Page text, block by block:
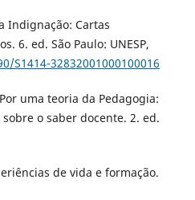
Indignação: Cartas
6. ed. São Paulo: UNESP,
S1414-32832001000100016
uma teoria da Pedagogia:
o saber docente. 2. ed.
de vida e formação.